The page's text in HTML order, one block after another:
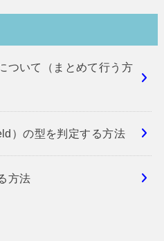
ついて（まとめて行う方
）の型を判定する方法
方法